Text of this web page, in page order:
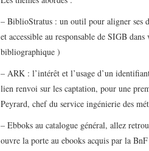
– BiblioStratus : un outil pour aligner ses
et accessible au responsable de SIGB
bibliographique )
– ARK : l’intérêt et l’usage d’un
lien renvoi sur les captation, pour une
Peyrard, chef du service ingénierie des
– Ebboks au catalogue général, allez
ouvre la porte au ebooks acquis par la BnF